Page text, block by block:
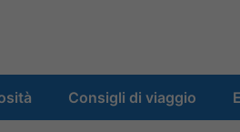
Consigli di viaggio